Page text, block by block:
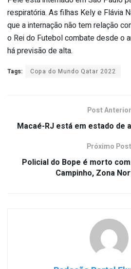
respiratória. As filhas Kely e Flávia
que a internação não tem relação
o Rei do Futebol combate desde o
há previsão de alta.
Tags: Copa do Mundo Qatar 2022
Post Anterior
Macaé-RJ está em estado de
Próximo Post
Policial do Bope é morto
Campinho, Zona